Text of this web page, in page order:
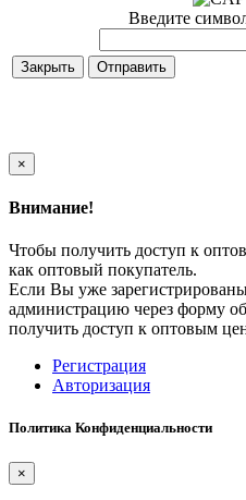
Введите
Закрыть
×
Внимание!
Чтобы получить доступ к
как оптовый покупатель.
Если Вы уже
администрацию через форму
получить доступ к оптовым
Регистрация
Авторизация
Политика Конфиденциальности
×